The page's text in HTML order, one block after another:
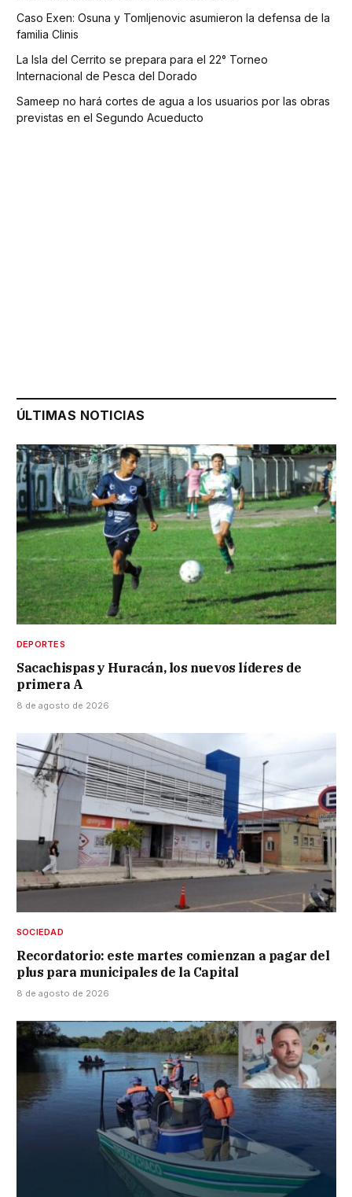
Caso Exen: Osuna y Tomljenovic asumieron la defensa de la
familia Clinis
La Isla del Cerrito se prepara para el 22° Torneo
Internacional de Pesca del Dorado
Sameep no hará cortes de agua a los usuarios por las obras
previstas en el Segundo Acueducto
ÚLTIMAS NOTICIAS
DEPORTES
Sacachispas y Huracán, los nuevos líderes de
primera A
8 de agosto de 2026
SOCIEDAD
Recordatorio: este martes comienzan a pagar del
plus para municipales de la Capital
8 de agosto de 2026